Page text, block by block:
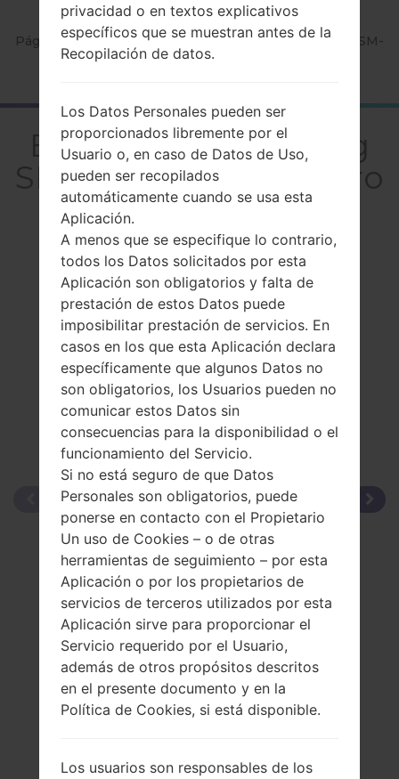
Página principal → Serie →Galaxy J3 Pro → SamsungSM-
J330G
El resumenSamsung
SM-J330GGalaxy J3 Pro
Comparar
privacidad o en textos explicativos
específicos que se muestran antes de la
Recopilación de datos.
Los Datos Personales pueden ser
proporcionados libremente por el
Usuario o, en caso de Datos de Uso,
pueden ser recopilados
automáticamente cuando se usa esta
Aplicación.
A menos que se especifique lo contrario,
todos los Datos solicitados por esta
Aplicación son obligatorios y falta de
prestación de estos Datos puede
imposibilitar prestación de servicios. En
casos en los que esta Aplicación declara
específicamente que algunos Datos no
son obligatorios, los Usuarios pueden no
comunicar estos Datos sin
consecuencias para la disponibilidad o el
funcionamiento del Servicio.
Si no está seguro de que Datos
Personales son obligatorios, puede
ponerse en contacto con el Propietario
Un uso de Cookies – o de otras
herramientas de seguimiento – por esta
Aplicación o por los propietarios de
servicios de terceros utilizados por esta
Aplicación sirve para proporcionar el
Servicio requerido por el Usuario,
además de otros propósitos descritos
en el presente documento y en la
Política de Cookies, si está disponible.
Los usuarios son responsables de los